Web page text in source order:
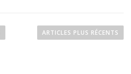
ARTICLES PLUS RÉCENTS